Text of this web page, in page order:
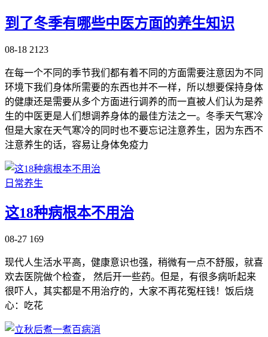
到了冬季有哪些中医方面的养生知识
08-18 2123
在每一个不同的季节我们都有着不同的方面需要注意因为不同
环境下我们身体所需要的东西也并不一样，所以想要保持身体
的健康还是需要从多个方面进行调养的而一直被人们认为是养
生的中医更是人们想调养身体的最佳方法之一。冬季天气寒冷
但是大家在天气寒冷的同时也不要忘记注意养生，因为东西不
注意养生的话，容易让身体免疫力
日常养生
这18种病根本不用治
08-27 169
现代人生活水平高，健康意识也强，稍微有一点不舒服，就喜
欢去医院做个检查， 然后开一些药。但是，有很多病听起来
很吓人，其实都是不用治疗的，大家不再花冤枉钱！饭后烧
心：吃花